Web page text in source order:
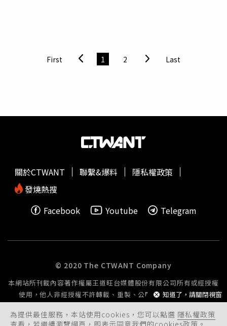
華航即便有1200個機師，也沒辦法混用，得先扣除掉738機
隊約200人，然剩下約1000人，也不是「這裡騰出100個
改，班表也跟著天天動，機組員手機安裝的班表軟體ecrew
（指被調整過後的班），但不出一個小時又改，甚至一天改
3、4次。有機師就說，現在對於他們來說，班表就像是「生
才可以出關。到最後，班表改來改去，昨天戳的喉嚨，今天
可能全部不算數，白戳了，問公司也沒有答案，每天就只能
「抗辯」的權利，什麼營運壓力、人力調度都在陳時中一句
演殷振豪總算一圓電影導演夢，首映現場看到家人特地北上
觀禮，感動濕紅眼眶。有「國民阿爸」之稱的蔡振南，在電
形象的陽靚，這次扮起強悍的中年婦女，以樸實打扮示人的
人獎得主的白小櫻，在片中戲份不多卻很吸睛，擔任全片笑
聲擔當的角色，甫滿13歲的她期待今天第一次看電影已
理」。（圖／林士傑攝影） 在《當男人戀愛時》中顛覆形
象演出的鍾欣凌，表示自己很享受觀眾看到她一臉橫肉的兇
就用片中角色的口氣宣傳電影即將上映，一定要揪人去看！
中，和全場觀眾看完全片，感動落淚。許瑋甯透露在片中有
一場和邱澤的分離戲是最難詮釋的，她也期待觀眾看過《當
男人戀愛時》後可以感受到阿成與浩婷間純粹的感情，進而
更加珍惜身邊的人。《當男人戀愛時》主創團隊們出席電影
首映會。（圖／林士傑攝影）邱澤也大讚首次參演電影的
Lulu黃路梓茵相當用心，將角色設定做得很完整，被問及票
First 1 2 Last
為提供最佳服務，本站使用cookies，您可以點選 隱私權政策
查看，若繼續瀏覽網頁，即表示同意我們的cookies政策。
知道了，請關閉視窗
關於CTWANT 聯繫&爆料
隱私權政策
發燒熱搜
Facebook
Youtube Telegram
© 2020 The CTWANT Company
本網站所刊載內容著作權屬王道旺台媒體股份有限公司所有或經授權
使用，他人非經授權不許轉載、重製、公開播送或公開傳輸。